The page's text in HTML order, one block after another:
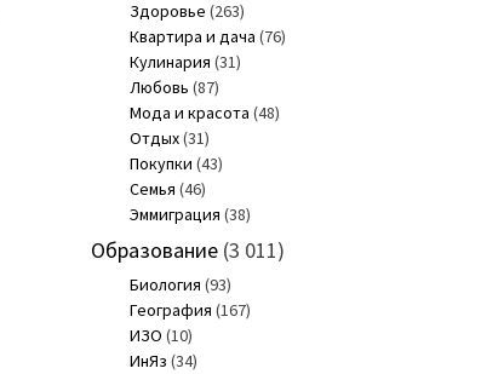
Здоровье (263)
Квартира и дача (76)
Кулинария (31)
Любовь (87)
Мода и красота (48)
Отдых(31)
Покупки (43)
Семья (46)
Эммиграция (38)
Образование(3 011)
Биология (93)
География (167)
ИЗО (10)
ИнЯз (34)